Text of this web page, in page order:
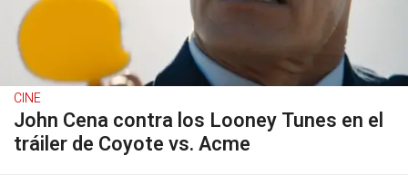
CINE
John Cena contra los Looney Tunes en el
tráiler de Coyote vs. Acme